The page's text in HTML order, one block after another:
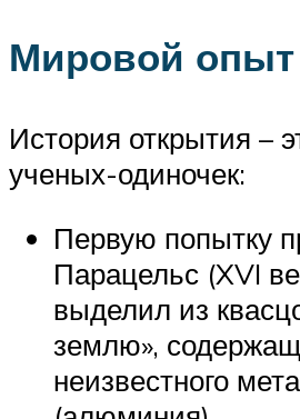
Мировой опыт
История открытия –
ученых-одиночек:
Первую попытку
Парацельс (XVI
выделил из
землю»,
неизвестного